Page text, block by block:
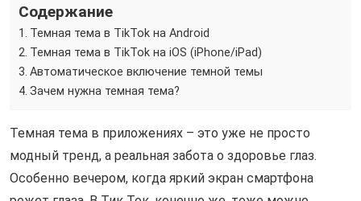
Содержание
Темная тема в TikTok на Android
Темная тема в TikTok на iOS (iPhone/iPad)
Автоматическое включение темной темы
Зачем нужна темная тема?
Темная тема в приложениях – это уже не просто
модный тренд, а реальная забота о здоровье глаз.
Особенно вечером, когда яркий экран смартфона